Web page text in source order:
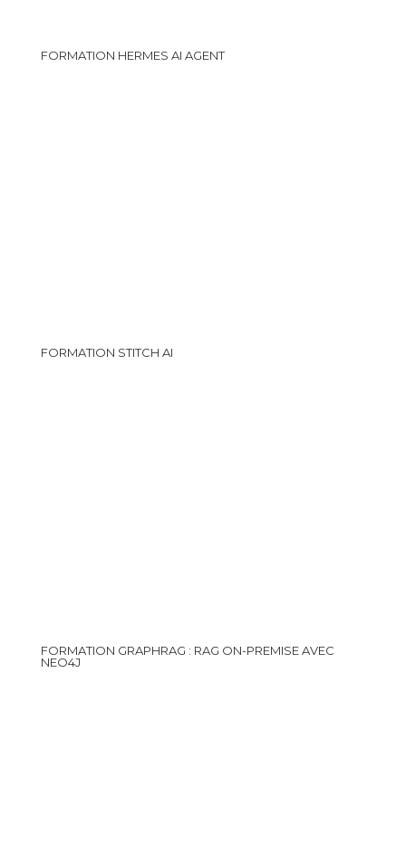
FORMATION HERMES AI AGENT
FORMATION STITCH AI
FORMATION GRAPHRAG : RAG ON-PREMISE AVEC
NEO4J